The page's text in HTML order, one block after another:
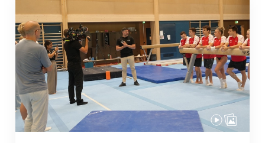
Mit klaren Zielen nach Zagreb